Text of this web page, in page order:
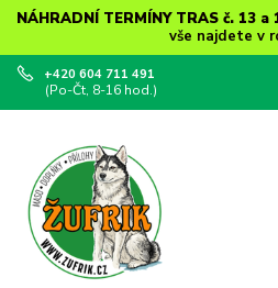
NÁHRADNÍ TERMÍNY TRAS č. 13
vše najdete v
+420 604 711 491
(Po-Čt, 8-16 hod.)